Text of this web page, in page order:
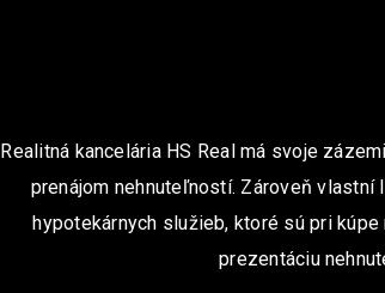
Realitná kancelária HS Real má svoje
prenájom nehnuteľností. Zároveň vlastní
hypotekárnych služieb, ktoré sú pri
prezentáciu